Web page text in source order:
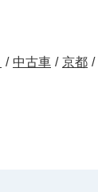
/ 中古車 / 京都 /